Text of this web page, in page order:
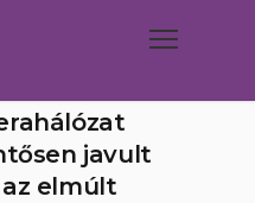
javult
elmúlt